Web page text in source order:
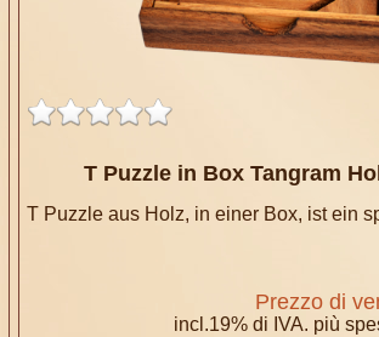
T Puzzle in Box Tangram
T Puzzle aus Holz, in einer Box, ist ein
Prezzo di
incl.19% di IVA. più